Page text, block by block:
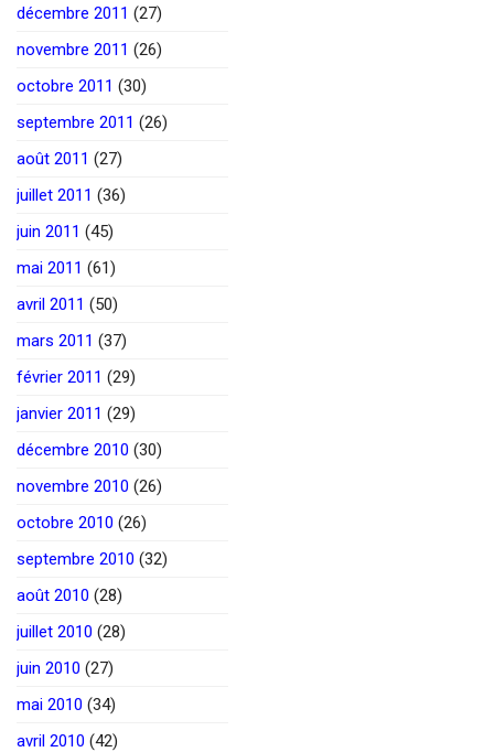
décembre 2011 (27)
novembre 2011 (26)
octobre 2011 (30)
septembre 2011 (26)
août 2011 (27)
juillet 2011 (36)
juin 2011 (45)
mai 2011 (61)
avril 2011 (50)
mars 2011 (37)
février 2011 (29)
janvier 2011 (29)
décembre 2010 (30)
novembre 2010 (26)
octobre 2010 (26)
septembre 2010 (32)
août 2010 (28)
juillet 2010 (28)
juin 2010 (27)
mai 2010 (34)
avril 2010 (42)